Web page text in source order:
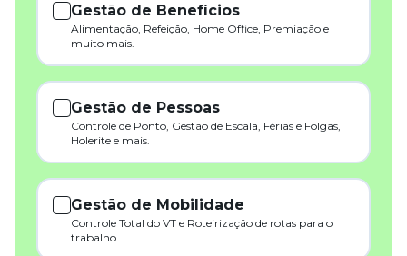
Gestão de Benefícios
Alimentação, Refeição, Home Office, Premiação e
muito mais.
Gestão de Pessoas
Controle de Ponto, Gestão de Escala, Férias e Folgas,
Holerite e mais.
Gestão de Mobilidade
Controle Total do VT e Roteirização de rotas para o
trabalho.